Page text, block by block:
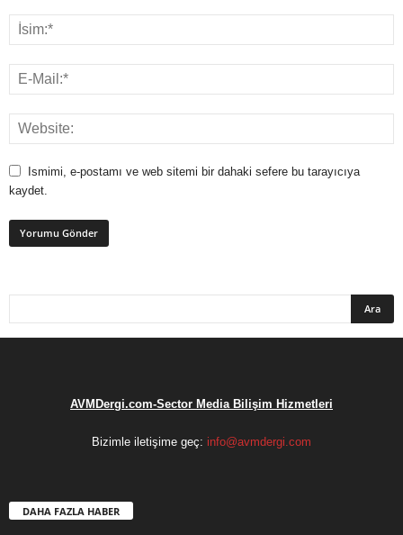
Ismimi, e-postamı ve web sitemi bir dahaki sefere bu tarayıcıya
kaydet.
AVMDergi.com-Sector Media Bilişim Hizmetleri
Bizimle iletişime geç: info@avmdergi.com
DAHA FAZLA HABER